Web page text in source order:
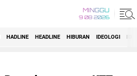
MINGGU
9 08 2026
HADLINE HEADLINE HIBURAN IDEOLOGI